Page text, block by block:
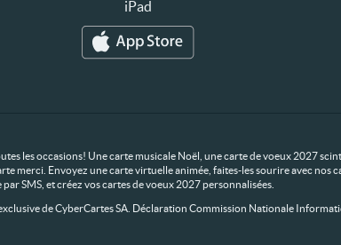
iPad
les occasions! Une carte musicale Noël, une carte de voeux 2027
merci. Envoyez une carte virtuelle animée, faites-les sourire avec nos
SMS, et créez vos cartes de voeux 2027 personnalisées.
de CyberCartes SA. Déclaration Commission Nationale